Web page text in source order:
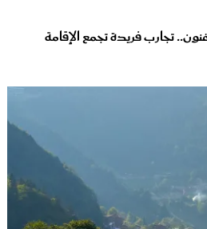
تجارب فريدة تجمع الإقامة